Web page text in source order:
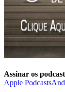
Assinar os
Apple Podcasts